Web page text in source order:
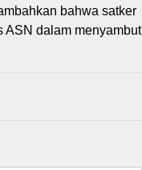
bahwa satker
ASN dalam menyambut